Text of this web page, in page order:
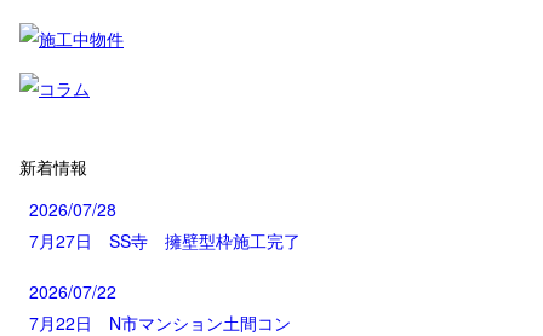
新着情報
2026/07/28
7月27日 SS寺 擁壁型枠施工完了
2026/07/22
7月22日 N市マンション土間コン